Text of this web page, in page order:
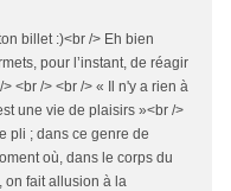
billet :)<br /> Eh bien
pour l’instant, de réagir
<br /> <br /> « Il n'y a rien à
une vie de plaisirs »<br />
pli ; dans ce genre de
où, dans le corps du
on fait allusion à la